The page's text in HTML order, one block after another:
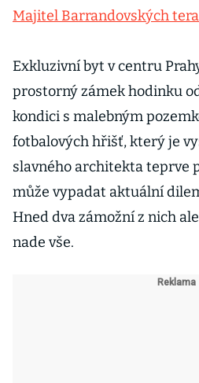
Majitel Barrandovských
Exkluzivní byt v centru
prostorný zámek hodinku
kondici s malebným
fotbalových hřišť, který je
slavného architekta teprve
může vypadat aktuální
Hned dva zámožní z nich
nade vše.